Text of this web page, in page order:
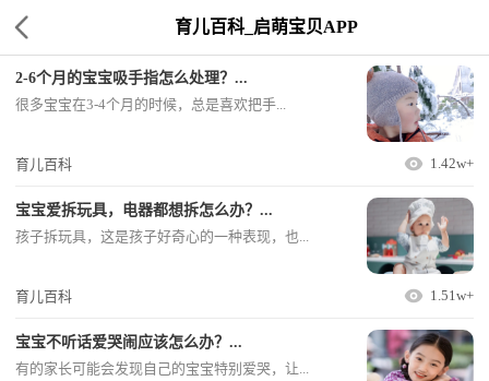
育儿百科_启萌宝贝APP
2-6个月的宝宝吸手指怎么处理？...
很多宝宝在3-4个月的时候，总是喜欢把手...
育儿百科 1.42w+
宝宝爱拆玩具，电器都想拆怎么办？...
孩子拆玩具，这是孩子好奇心的一种表现，也...
育儿百科 1.51w+
宝宝不听话爱哭闹应该怎么办？...
有的家长可能会发现自己的宝宝特别爱哭，让...